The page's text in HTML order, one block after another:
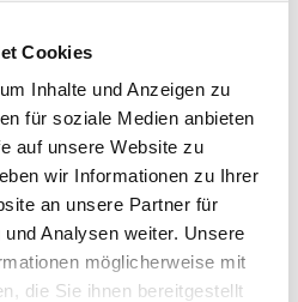
Cookies
Inhalte und Anzeigen zu
für soziale Medien anbieten
auf unsere Website zu
wir Informationen zu Ihrer
an unsere Partner für
Analysen weiter. Unsere
möglicherweise mit
die Sie ihnen bereitgestellt
Salzburg
Enengl
senden